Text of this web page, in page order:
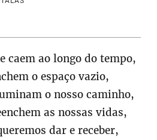
caem ao longo do tempo,
o espaço vazio,
o nosso caminho,
as nossas vidas,
dar e receber,